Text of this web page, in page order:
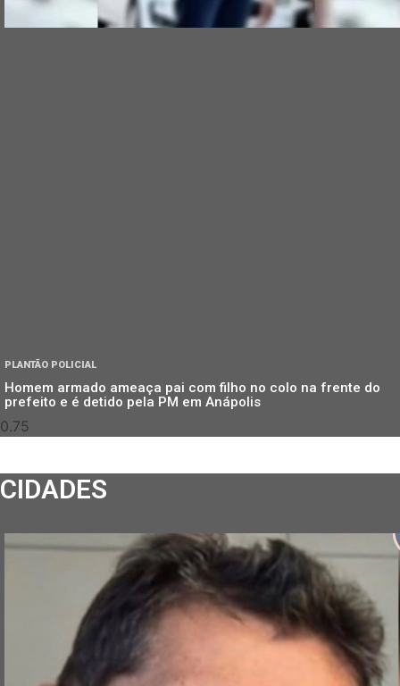
PLANTÃO POLICIAL
Homem armado ameaça pai com filho no colo na frente do
prefeito e é detido pela PM em Anápolis
CIDADES